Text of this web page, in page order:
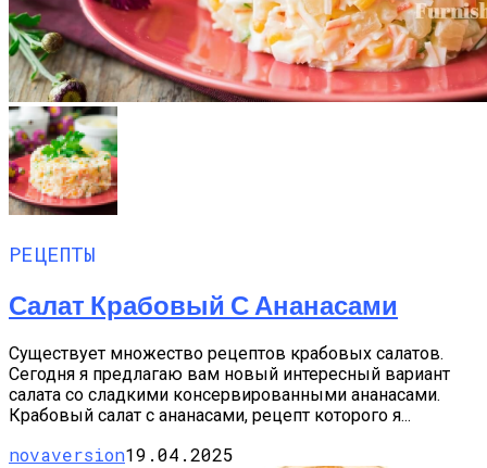
РЕЦЕПТЫ
Салат Крабовый С Ананасами
Существует множество рецептов крабовых салатов.
Сегодня я предлагаю вам новый интересный вариант
салата со сладкими консервированными ананасами.
Крабовый салат с ананасами, рецепт которого я...
novaversion19.04.2025